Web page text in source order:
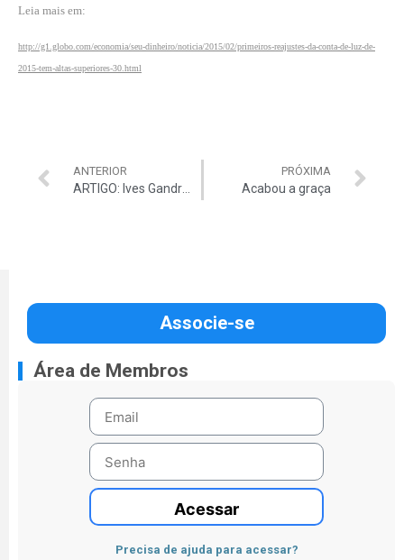
Leia mais em:
http://g1.globo.com/economia/seu-dinheiro/noticia/2015/02/primeiros-reajustes-da-conta-de-luz-de-
2015-tem-altas-superiores-30.html
ANTERIOR PRÓXIMA
Acabou a graça
Associe-se
Área de Membros
Acessar
Precisa de ajuda para acessar?